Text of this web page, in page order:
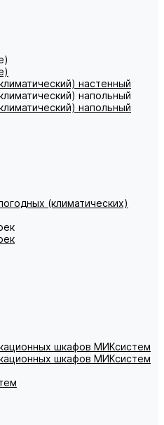
настенный
напольный
напольный
(климатических)
шкафов МИКсистем
шкафов МИКсистем